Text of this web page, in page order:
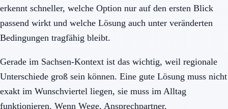
erkennt schneller, welche Option nur auf den ersten Blick
passend wirkt und welche Lösung auch unter veränderten
Bedingungen tragfähig bleibt.
Gerade im Sachsen-Kontext ist das wichtig, weil regionale
Unterschiede groß sein können. Eine gute Lösung muss nicht
exakt im Wunschviertel liegen, sie muss im Alltag
funktionieren. Wenn Wege, Ansprechpartner,